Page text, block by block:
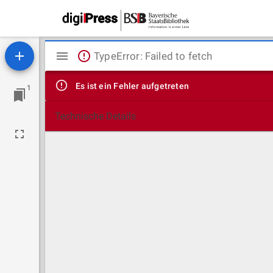
1
Mirador
Viewer
TypeError: Failed to fetch
Es ist ein Fehler aufgetreten
Technische Details